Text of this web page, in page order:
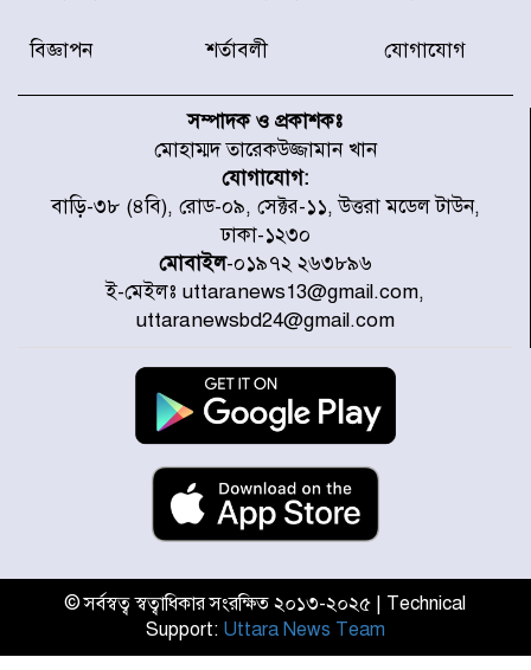
৫ আহত, চীনে বন্দর বন্ধ
চিকিৎসা খাতে জিডিপির ৫ শতাংশ
বরাদ্দের ঘোষণা স্থানীয় সরকার মন্ত্রীর
জুলাই জাদুঘর ঘুরে দেখলেন এনসিপি
নেতারা
যুক্তরাষ্ট্রে দাবানল নেভাতে গিয়ে
হেলিকপ্টার বিধ্বস্ত, নিহত ১
মজুদদারের সর্বোচ্চ শাস্তি মৃত্যুদণ্ড, তাই
ভেবে মজুদ করবেন : আইনমন্ত্রী
আন্তর্জাতিক আদিবাসী দিবস: রাষ্ট্রের
দায়িত্ব ও দায়বদ্ধতা II – মং এ খেন
বিজ্ঞাপন শর্তাবলী যোগাযোগ
সম্পাদক ও প্রকাশকঃ
মোহাম্মদ তারেকউজ্জামান খান
যোগাযোগ:
বাড়ি-৩৮ (৪বি), রোড-০৯, সেক্টর-১১, উত্তরা মডেল টাউন,
ঢাকা-১২৩০
মোবাইল-০১৯৭২ ২৬৩৮৯৬
ই-মেইলঃ uttaranews13@gmail.com,
uttaranewsbd24@gmail.com
© সর্বস্বত্ব স্বত্বাধিকার সংরক্ষিত ২০১৩-২০২৫ | Technical
Support: Uttara News Team